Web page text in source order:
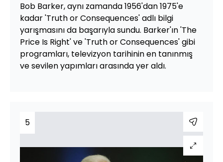
Bob Barker, aynı zamanda 1956'dan 1975'e
kadar 'Truth or Consequences' adlı bilgi
yarışmasını da başarıyla sundu. Barker'ın 'The
Price Is Right' ve 'Truth or Consequences' gibi
programları, televizyon tarihinin en tanınmış
ve sevilen yapımları arasında yer aldı.
5